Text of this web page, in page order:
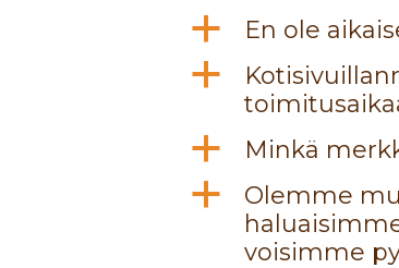
a En ole
a
a Minkä
a
Olemme
voisimme